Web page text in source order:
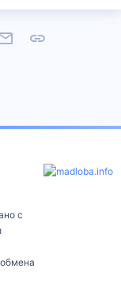
Электронная почта
с